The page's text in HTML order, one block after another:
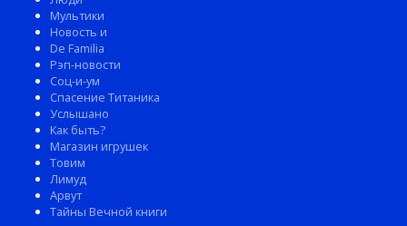
Мультики
Новость и
De Familia
Рэп-новости
Соц-и-ум
Спасение Титаника
Услышано
Как быть?
Магазин игрушек
Товим
Лимуд
Арвут
Тайны Вечной книги